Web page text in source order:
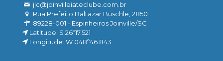
jic@joinvilleiateclube.com.br
Rua Prefeito Baltazar Buschle, 2850
89228-001 - Espinheiros Joinville/SC
Latitude: S 26º17.521
Longitude: W 048º46.843